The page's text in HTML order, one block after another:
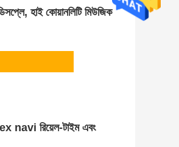
হাই কোয়ানলিটি মিউজিক
রিয়েল-টাইম এবং